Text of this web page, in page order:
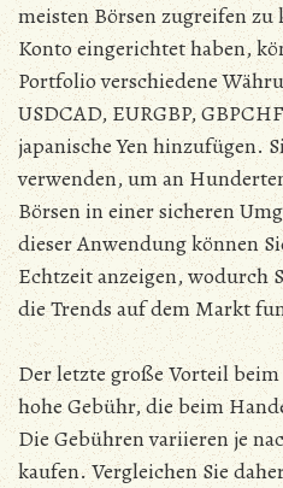
meisten Börsen zugreifen
Konto eingerichtet haben,
Portfolio verschiedene
USDCAD, EURGBP,
japanische Yen hinzufügen.
verwenden, um an
Börsen in einer sicheren
dieser Anwendung können
Echtzeit anzeigen, wodurch
die Trends auf dem Markt
Der letzte große Vorteil
hohe Gebühr, die beim
Die Gebühren variieren je
kaufen. Vergleichen Sie